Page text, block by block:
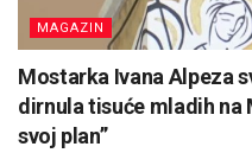
MAGAZIN
Mostarka Ivana Alpeza
dirnula tisuće mladih na
svoj plan”